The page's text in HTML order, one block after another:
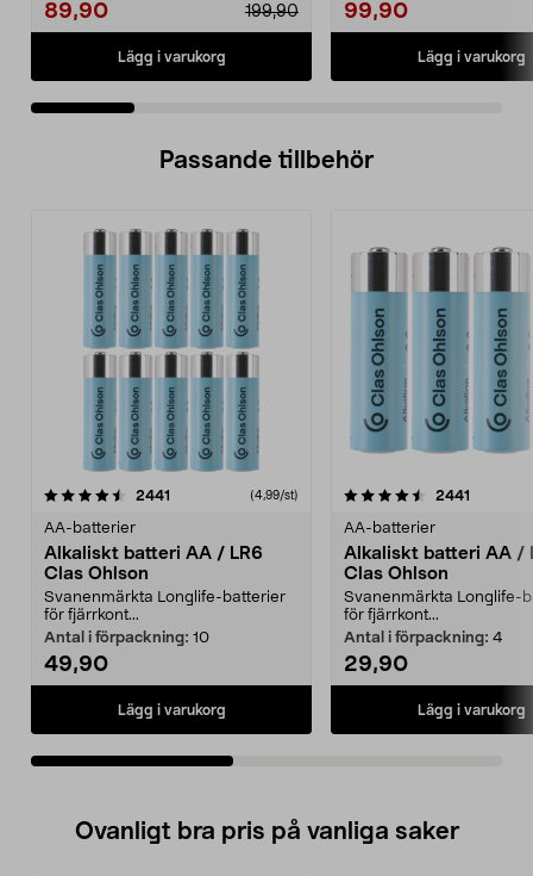
89,90 199,90
Lägg i varukorg
99,90
Lägg i varukorg
Passande tillbehör
2441 (4,99/st)
AA-batterier
Alkaliskt batteri AA / LR6
Clas Ohlson
Svanenmärkta Longlife-batterier
för fjärrkont...
Antal i förpackning: 10
49,90
Lägg i varukorg
4.5av 5 stjärnor 2441
AA-batterier
Alkaliskt batteri AA /
Clas Ohlson
Svanenmärkta Longlife-
för fjärrkont...
Antal i förpackning: 4
29,90
Lägg i varukorg
4.5av 5 stjärnor
Ovanligt bra pris på vanliga saker